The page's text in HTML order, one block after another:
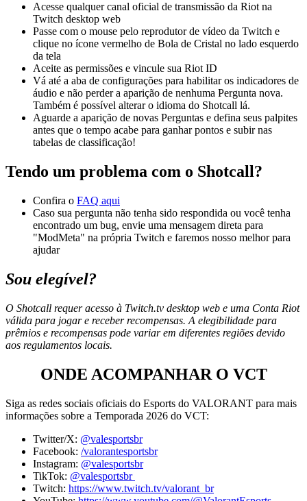
Acesse qualquer canal oficial de transmissão da Riot na
Twitch desktop web
Passe com o mouse pelo reprodutor de vídeo da Twitch e
clique no ícone vermelho de Bola de Cristal no lado esquerdo
da tela
Aceite as permissões e vincule sua Riot ID
Vá até a aba de configurações para habilitar os indicadores de
áudio e não perder a aparição de nenhuma Pergunta nova.
Também é possível alterar o idioma do Shotcall lá.
Aguarde a aparição de novas Perguntas e defina seus palpites
antes que o tempo acabe para ganhar pontos e subir nas
tabelas de classificação!
Tendo um problema com o Shotcall?
Confira o FAQ aqui
Caso sua pergunta não tenha sido respondida ou você tenha
encontrado um bug, envie uma mensagem direta para
"ModMeta" na própria Twitch e faremos nosso melhor para
ajudar
Sou elegível?
O Shotcall requer acesso à Twitch.tv desktop web e uma Conta Riot
válida para jogar e receber recompensas. A elegibilidade para
prêmios e recompensas pode variar em diferentes regiões devido
aos regulamentos locais.
ONDE ACOMPANHAR O VCT
Siga as redes sociais oficiais do Esports do VALORANT para mais
informações sobre a Temporada 2026 do VCT:
Twitter/X: @valesportsbr
Facebook: /valorantesportsbr
Instagram: @valesportsbr
TikTok: @valesportsbr
Twitch: https://www.twitch.tv/valorant_br